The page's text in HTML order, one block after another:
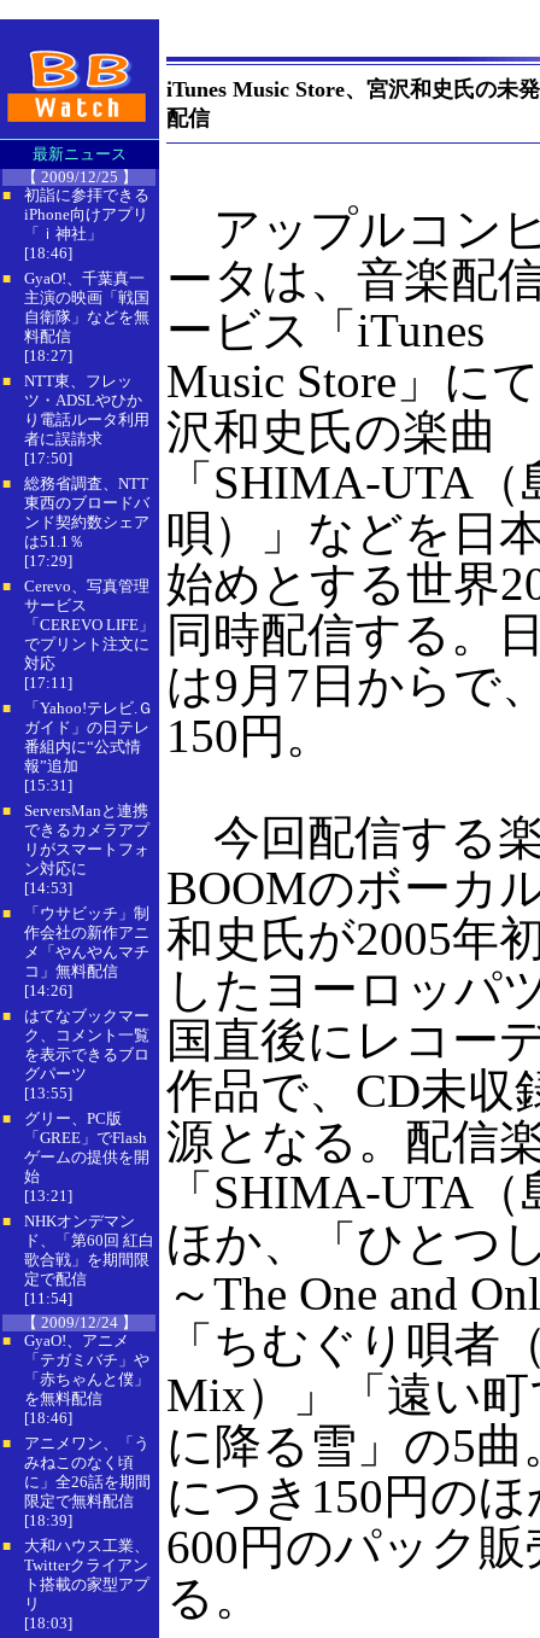
最新ニュース
【 2009/12/25 】
■
初詣に参拝できる
iPhone向けアプリ
「ｉ神社」
[18:46]
■
GyaO!、千葉真一
主演の映画「戦国
自衛隊」などを無
料配信
[18:27]
■
NTT東、フレッ
ツ・ADSLやひか
り電話ルータ利用
者に誤請求
[17:50]
■
総務省調査、NTT
東西のブロードバ
ンド契約数シェア
は51.1％
[17:29]
■
Cerevo、写真管理
サービス
「CEREVO LIFE」
でプリント注文に
対応
[17:11]
■
「Yahoo!テレビ.Ｇ
ガイド」の日テレ
番組内に“公式情
報”追加
[15:31]
■
ServersManと連携
できるカメラアプ
リがスマートフォ
ン対応に
[14:53]
■
「ウサビッチ」制
作会社の新作アニ
メ「やんやんマチ
コ」無料配信
[14:26]
■
はてなブックマー
ク、コメント一覧
を表示できるブロ
グパーツ
[13:55]
■
グリー、PC版
「GREE」でFlash
ゲームの提供を開
始
[13:21]
■
NHKオンデマン
ド、「第60回 紅白
歌合戦」を期間限
定で配信
[11:54]
【 2009/12/24 】
■
GyaO!、アニメ
「テガミバチ」や
「赤ちゃんと僕」
を無料配信
[18:46]
■
アニメワン、「う
みねこのなく頃
に」全26話を期間
限定で無料配信
[18:39]
■
大和ハウス工業、
Twitterクライアン
ト搭載の家型アプ
リ
[18:03]
iTunes Music Store、宮沢和史氏の未
配信
アップルコン
ータは、音楽配
ービス「iTunes
Music Store」に
沢和史氏の楽曲
「SHIMA-UTA（
唄）」などを日
始めとする世界
同時配信する。
は9月7日からで
150円。
今回配信する
BOOMのボーカ
和史氏が2005年
したヨーロッパ
国直後にレコー
作品で、CD未収
源となる。配信
「SHIMA-UTA
ほか、「ひとつ
～The One and
「ちむぐり唄者
Mix）」「遠い
に降る雪」の5曲
につき150円の
600円のパック
る。